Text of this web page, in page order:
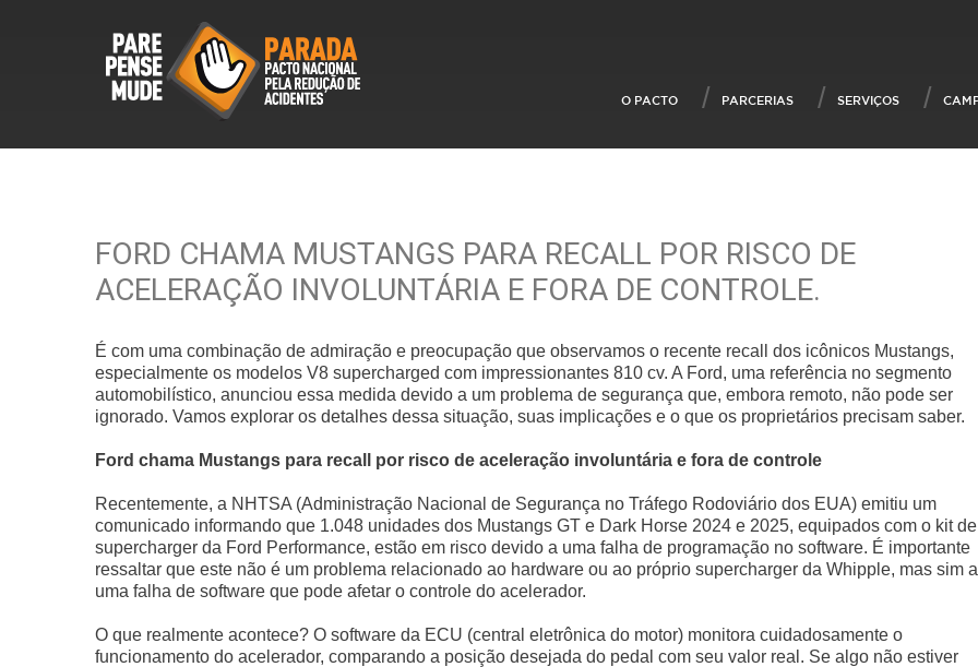
O PACTO PARCERIAS SERVIÇOS
FORD CHAMA MUSTANGS PARA RECALL POR RISCO DE
ACELERAÇÃO INVOLUNTÁRIA E FORA DE CONTROLE.
É com uma combinação de admiração e preocupação que observamos o recente recall dos icônicos Mustangs,
especialmente os modelos V8 supercharged com impressionantes 810 cv. A Ford, uma referência no segmento
automobilístico, anunciou essa medida devido a um problema de segurança que, embora remoto, não pode ser
ignorado. Vamos explorar os detalhes dessa situação, suas implicações e o que os proprietários precisam saber.
Ford chama Mustangs para recall por risco de aceleração involuntária e fora de controle
Recentemente, a NHTSA (Administração Nacional de Segurança no Tráfego Rodoviário dos EUA) emitiu um
comunicado informando que 1.048 unidades dos Mustangs GT e Dark Horse 2024 e 2025, equipados com o kit de
supercharger da Ford Performance, estão em risco devido a uma falha de programação no software. É importante
ressaltar que este não é um problema relacionado ao hardware ou ao próprio supercharger da Whipple, mas sim a
uma falha de software que pode afetar o controle do acelerador.
O que realmente acontece? O software da ECU (central eletrônica do motor) monitora cuidadosamente o
funcionamento do acelerador, comparando a posição desejada do pedal com seu valor real. Se algo não estiver